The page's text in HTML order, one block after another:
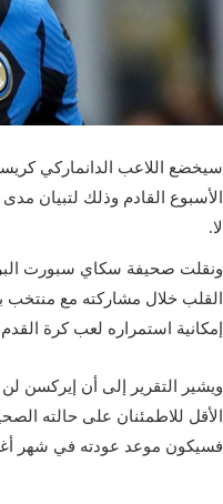
سيخضع اللاعب الدانماركي
الأسبوع القادم وذلك لتبيان
لا.
ونقلت صحيفة سكاي سبورت
إمكانية استمراره لعب كرة
ويشير التقرير إلى أن إيركسن
الأقل للاطمئنان على حالته
فسيكون موعد عودته في شهر